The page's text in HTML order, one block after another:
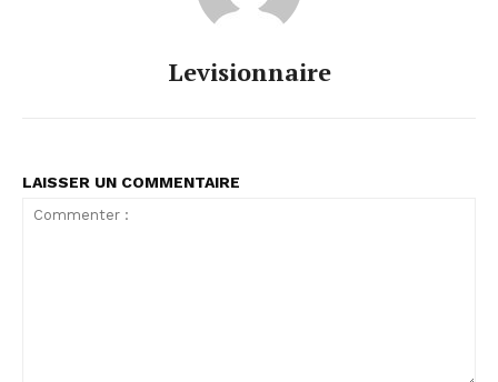
Levisionnaire
LAISSER UN COMMENTAIRE